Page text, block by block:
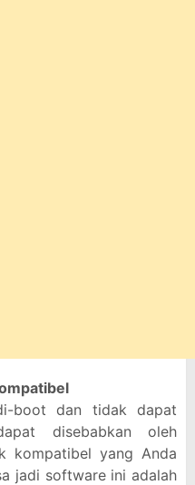
boot dan tidak dapat
disebabkan oleh
kompatibel yang Anda
jadi software ini adalah